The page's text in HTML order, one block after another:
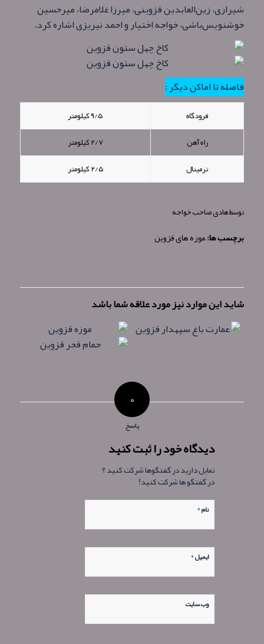
شیرازی، زین‌العابدین قزوینی، میرزا غلامرضا، میرحسین
خوشنویس‌باشی، خواجه اختیار و احمد نیریزی اشاره کرد.
فاصله تا اماکن دیگر :
فرودگاه
۹/۵ کیلومتر
راه آهن
۲/۷ کیلومتر
ترمینال
۲/۵ کیلومتر
توسطهادی صاحب خواجه
برچسب ها:موزه های قزوین
شاید این موارد نیز مورد علاقه شما باشد
۰
پاسخ
دیدگاه خود را ثبت کنید
تمایل دارید در گفتگوها شرکت کنید ؟
در گفتگو ها شرکت کنید!
نام*
ایمیل*
وب‌ سایت